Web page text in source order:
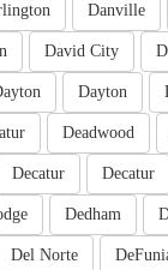
Danville
David City
Dayton
Deadwood
Decatur
Decatur
Dedham
Del Norte